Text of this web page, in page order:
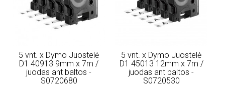
5 vnt. x Dymo Juostelė
D1 40913 9mm x 7m /
juodas ant baltos -
S0720680
5 vnt. x Dymo Juostelė
D1 45013 12mm x 7m /
juodas ant baltos -
S0720530